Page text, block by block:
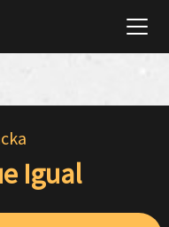
Igual